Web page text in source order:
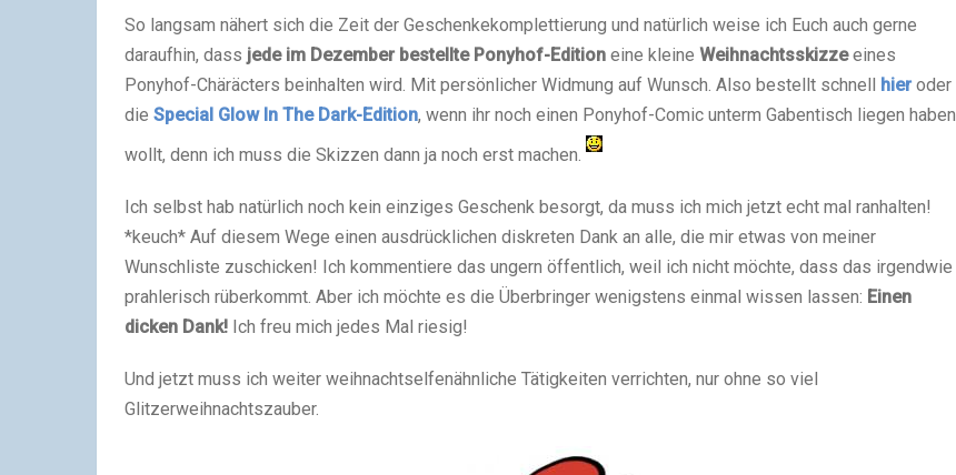
So langsam nähert sich die Zeit der Geschenkekomplettierung und natürlich weise ich Euch auch gerne
daraufhin, dass jede im Dezember bestellte Ponyhof-Edition eine kleine Weihnachtsskizzeeines
Ponyhof-Chäräcters beinhalten wird. Mit persönlicher Widmung auf Wunsch. Also bestellt schnell
hieroder
die Special Glow In The Dark-Edition, wenn ihr noch einen Ponyhof-Comic unterm Gabentisch liegen haben
wollt, denn ich muss die Skizzen dann ja noch erst machen.
Ich selbst hab natürlich noch kein einziges Geschenk besorgt, da muss ich mich jetzt echt mal ranhalten!
*keuch* Auf diesem Wege einen ausdrücklichen diskreten Dank an alle, die mir etwas von meiner
Wunschliste zuschicken! Ich kommentiere das ungern öffentlich, weil ich nicht möchte, dass das irgendwie
prahlerisch rüberkommt. Aber ich möchte es die Überbringer wenigstens einmal wissen lassen: Einen
dicken Dank! Ich freu mich jedes Mal riesig!
Und jetzt muss ich weiter weihnachtselfenähnliche Tätigkeiten verrichten, nur ohne so viel
Glitzerweihnachtszauber.